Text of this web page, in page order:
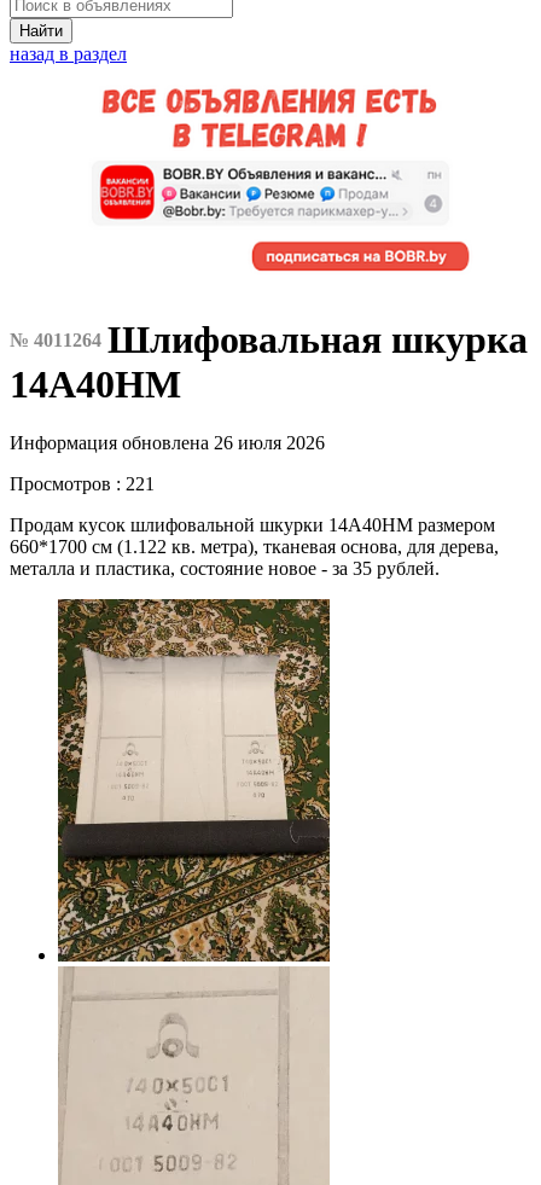
Найти
назад в раздел
№ 4011264 Шлифовальная шкурка
14А40НМ
Информация обновлена 26 июля 2026
Просмотров : 221
Продам кусок шлифовальной шкурки 14А40НМ размером
660*1700 см (1.122 кв. метра), тканевая основа, для дерева,
металла и пластика, состояние новое - за 35 рублей.